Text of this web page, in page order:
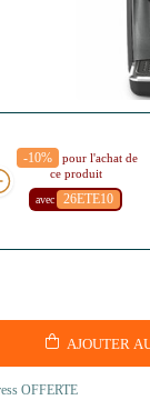
-10%
pour l'achat de
ce produit
avec 26ETE10
AJOUTER
OFFERTE